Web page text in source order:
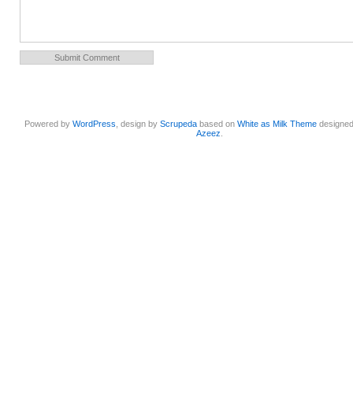
Powered byWordPress , design byScrupeda based onWhite as Milk Theme
Azeez